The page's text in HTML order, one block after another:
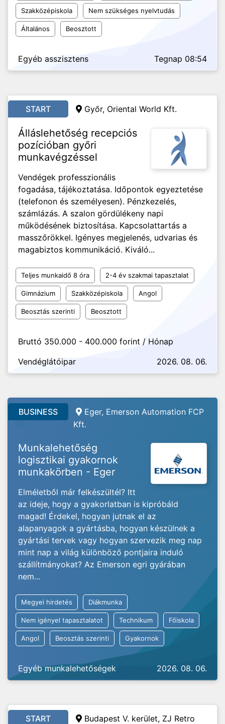
Szakközépiskola Nem szükséges nyelvtudás
Általános Beosztott
Egyéb asszisztens Tegnap 08:54
START Győr, Oriental World Kft.
Álláslehetőség recepciós
pozícióban győri
munkavégzéssel
Vendégek professzionális
fogadása, tájékoztatása. Időpontok egyeztetése
(telefonon és személyesen). Pénzkezelés,
számlázás. A szalon gördülékeny napi
működésének biztosítása. Kapcsolattartás a
masszőrökkel. Igényes megjelenés, udvarias és
magabiztos kommunikáció. Kiváló...
Teljes munkaidő 8 óra 2-4 év szakmai tapasztalat
Gimnázium Szakközépiskola Angol
Beosztás szerinti Beosztott
Bruttó 350.000 - 400.000 forint / Hónap
Vendéglátóipar
2026. 08. 06.
BUSINESS
Eger, Emerson Automation FCP
Kft.
Munkalehetőség
logisztikai gyakornok
munkakörben - Eger
Elméletből már felkészültél? Itt
az ideje, hogy a gyakorlatban is kipróbáld
magad! Érdekel, hogyan jutnak el az
alapanyagok a gyártásba, hogyan készülnek a
gyártási tervek vagy hogyan szervezik meg nap
mint nap a világ különböző pontjaira induló
szállítmányokat? Az Emerson egri gyárában
nem...
Megyei hirdetés Diákmunka
Nem igényel tapasztalatot Technikum Főiskola
Angol Beosztás szerinti Gyakornok
Egyéb munkalehetőségek 2026. 08. 06.
START Budapest V. kerület, ZJ Retro